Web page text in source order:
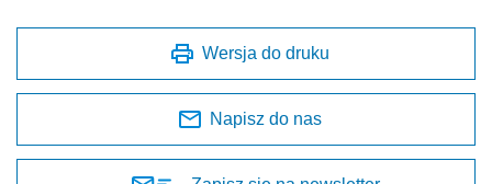
Wersja do druku
Napisz do nas